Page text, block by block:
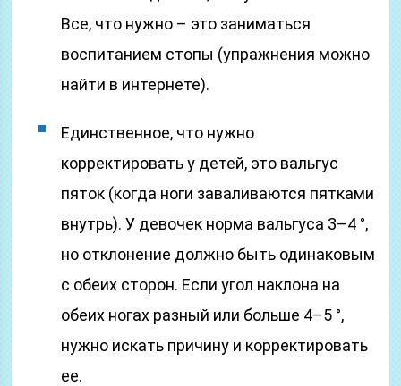
Все, что нужно – это заниматься
воспитанием стопы (упражнения можно
найти в интернете).
Единственное, что нужно
корректировать у детей, это вальгус
пяток (когда ноги заваливаются пятками
внутрь). У девочек норма вальгуса 3–4 °,
но отклонение должно быть одинаковым
с обеих сторон. Если угол наклона на
обеих ногах разный или больше 4–5 °,
нужно искать причину и корректировать
ее.